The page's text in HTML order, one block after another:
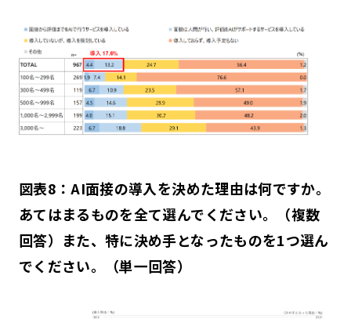
図表8：AI面接の導入を決めた理由は何ですか。
あてはまるものを全て選んでください。（複数
回答）また、特に決め手となったものを1つ選ん
でください。（単一回答）